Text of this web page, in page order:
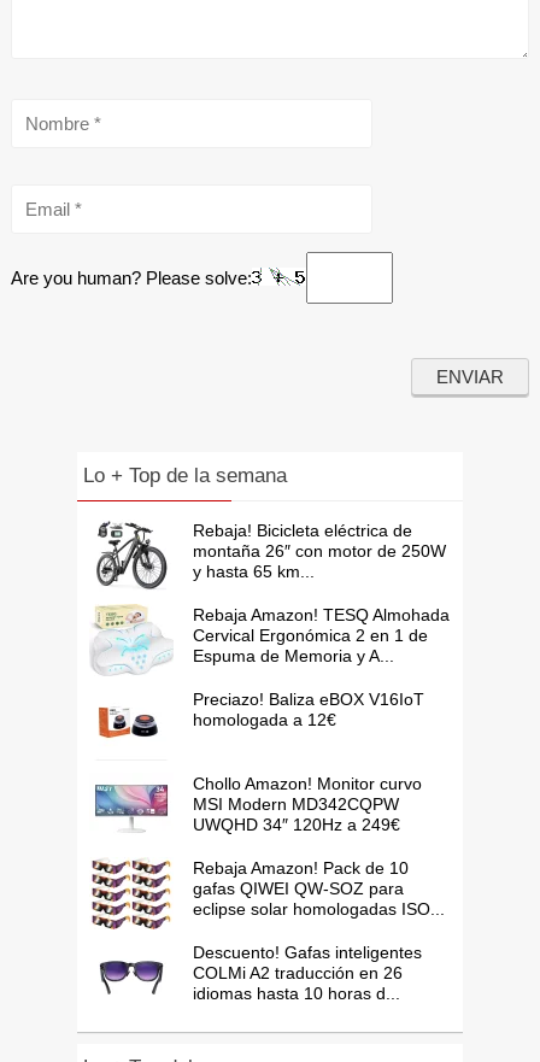
Are you human? Please solve:
Lo + Top de la semana
Rebaja! Bicicleta eléctrica de
montaña 26″ con motor de 250W
y hasta 65 km...
Rebaja Amazon! TESQ Almohada
Cervical Ergonómica 2 en 1 de
Espuma de Memoria y A...
Preciazo! Baliza eBOX V16IoT
homologada a 12€
Chollo Amazon! Monitor curvo
MSI Modern MD342CQPW
UWQHD 34″ 120Hz a 249€
Rebaja Amazon! Pack de 10
gafas QIWEI QW-SOZ para
eclipse solar homologadas ISO...
Descuento! Gafas inteligentes
COLMi A2 traducción en 26
idiomas hasta 10 horas d...